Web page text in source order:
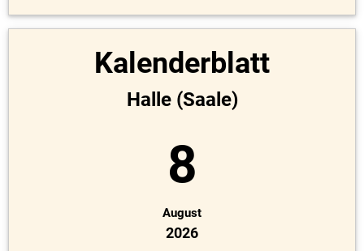
Kalenderblatt
Halle (Saale)
8
August
2026